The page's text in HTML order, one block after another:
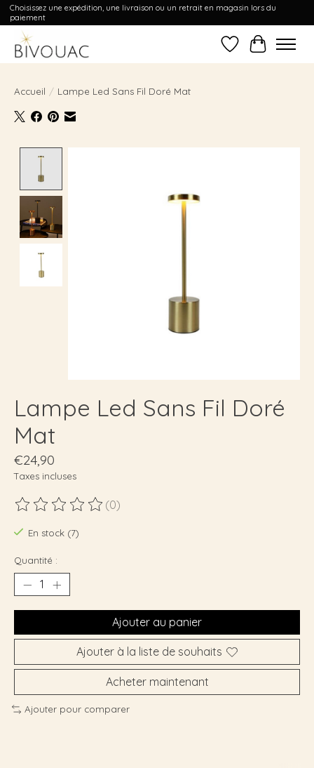
Choisissez une expédition, une livraison ou un retrait en magasin lors du
paiement
Liste dePanier
Accueil / Lampe Led Sans Fil Doré Mat
Lampe Led Sans Fil Doré
Mat
€24,90
Taxes incluses
Ce produit est évalué à
(0)
En stock (7)
Quantité :
Ajouter au panier
Ajouter à la liste de souhaits
Acheter maintenant
Ajouter pour comparer